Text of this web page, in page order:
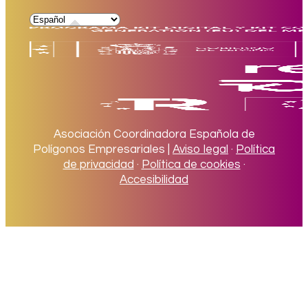
Asociación Coordinadora Española de
Polígonos Empresariales | Aviso legal · Política
de privacidad · Política de cookies ·
Accesibilidad